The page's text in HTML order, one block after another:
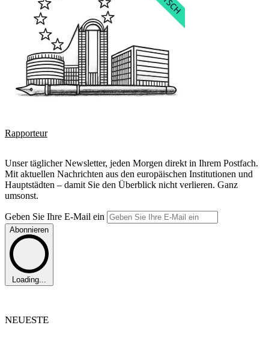
Rapporteur
Unser täglicher Newsletter, jeden Morgen direkt in Ihrem Postfach.
Mit aktuellen Nachrichten aus den europäischen Institutionen und
Hauptstädten – damit Sie den Überblick nicht verlieren. Ganz
umsonst.
Geben Sie Ihre E-Mail ein
Abonnieren
Loading...
NEUESTE